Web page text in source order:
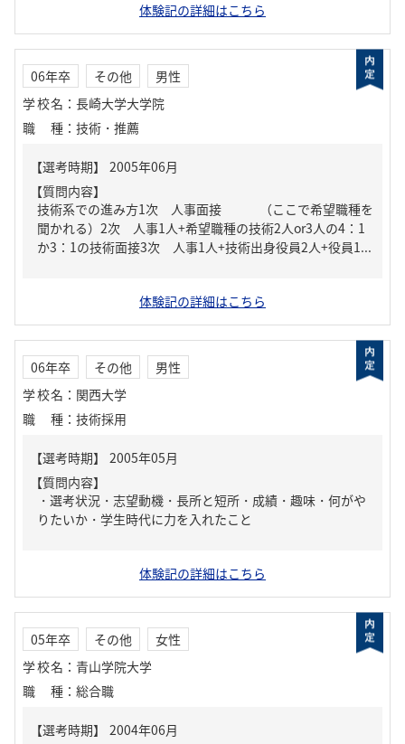
体験記の詳細はこちら
06年卒 その他
男性
学校名 ： 長崎大学大学院
職種 ： 技術・推薦
【質問内容】
技術系での進み方1次 人事面接 （ここで希望職種を
聞かれる）2次 人事1人+希望職種の技術2人or3人の4：1
か3：1の技術面接3次 人事1人+技術出身役員2人+役員1...
体験記の詳細はこちら
06年卒 その他
男性
学校名 ： 関西大学
職種 ： 技術採用
【質問内容】
・選考状況・志望動機・長所と短所・成績・趣味・何がや
りたいか・学生時代に力を入れたこと
体験記の詳細はこちら
05年卒 その他
女性
学校名 ： 青山学院大学
職種 ： 総合職